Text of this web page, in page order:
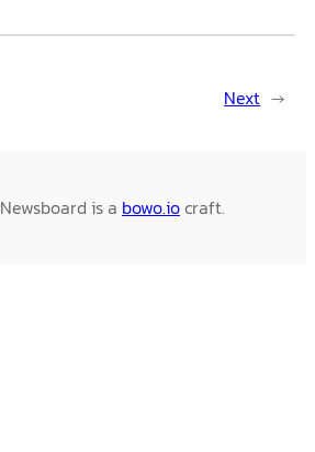
Next →
is a bowo.iocraft.